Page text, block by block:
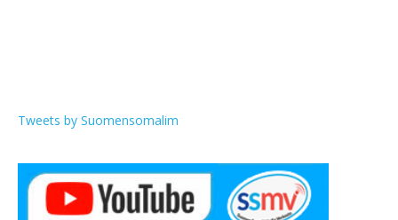
Tweets by Suomensomalim